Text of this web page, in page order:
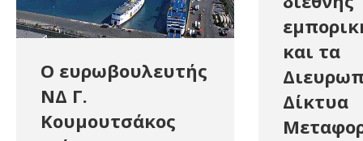
O ευρωβουλευτής
ΝΔ Γ.
Κουμουτσάκος
και τα
Δίκτυα